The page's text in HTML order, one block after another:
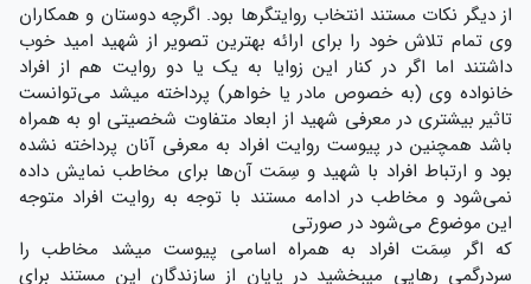
از دیگر نکات مستند انتخاب روایتگرها بود. اگرچه دوستان و همکاران
وی تمام تلاش خود را برای ارائه بهترین تصویر از شهید امید خوب
داشتند اما اگر در کنار این زوایا به یک یا دو روایت هم از افراد
خانواده وی (به خصوص مادر یا خواهر) پرداخته میشد می‌توانست
تاثیر بیشتری در معرفی شهید از ابعاد متفاوت شخصیتی او به همراه
باشد همچنین در پیوست روایت افراد به معرفی آنان پرداخته نشده
بود و ارتباط افراد با شهید و سِمَت آن‌ها برای مخاطب نمایش داده
نمی‌شود و مخاطب در ادامه مستند با توجه به روایت افراد متوجه
این موضوع می‌شود در صورتی
که اگر سِمَت افراد به همراه اسامی پیوست میشد مخاطب را
سردرگمی رهایی میبخشید در پایان از سازندگان این مستند برای